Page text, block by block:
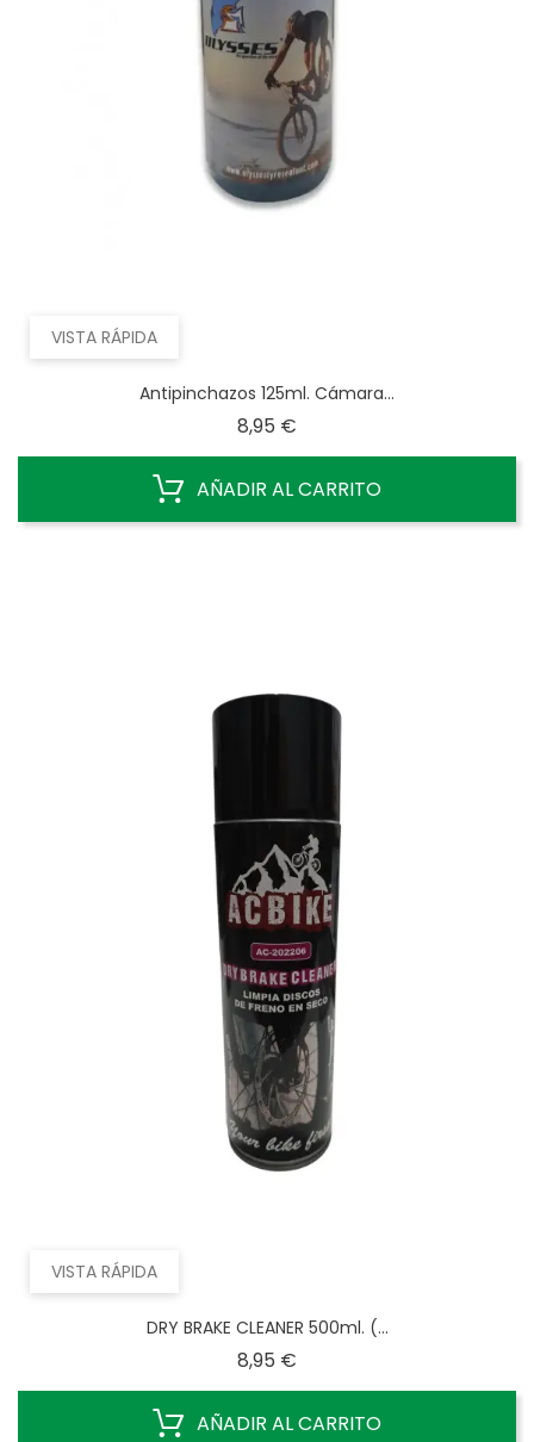
VISTA RÁPIDA
Antipinchazos 125ml. Cámara...
8,95 €
AÑADIR AL CARRITO
VISTA RÁPIDA
DRY BRAKE CLEANER 500ml. (...
8,95 €
AÑADIR AL CARRITO